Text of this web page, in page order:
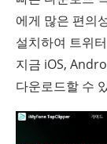
에게 많은 편의
설치하여 트위
지금 iOS,
다운로드할 수